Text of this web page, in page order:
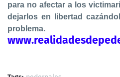
para no afectar a los
dejarlos en libertad
problema.